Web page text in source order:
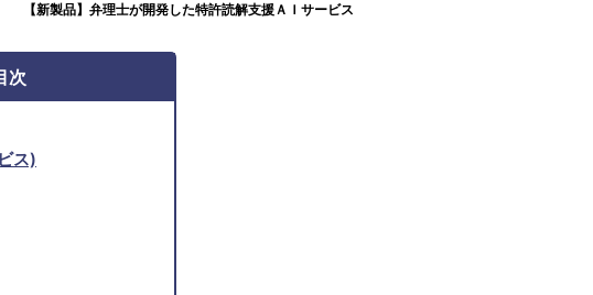
【新製品】弁理士が開発した特許読解支援ＡＩサービス
次
ス)